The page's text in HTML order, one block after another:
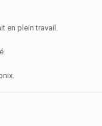
en plein travail.